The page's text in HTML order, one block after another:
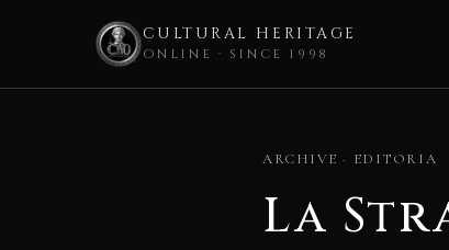
CULTURAL HERITAGE
ONLINE · SINCE 1998
ARCHIVE · EDITORIA
La